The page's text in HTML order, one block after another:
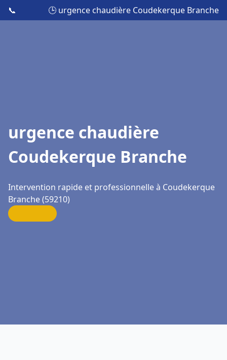
📞 🕒 urgence chaudière Coudekerque Branche
urgence chaudière
Coudekerque Branche
Intervention rapide et professionnelle à Coudekerque
Branche (59210)